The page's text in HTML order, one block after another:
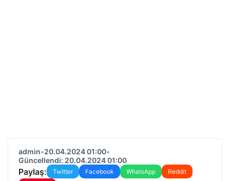
admin•20.04.2024 01:00•
Güncellendi: 20.04.2024 01:00
Paylaş: Twitter Facebook WhatsApp
Reddit